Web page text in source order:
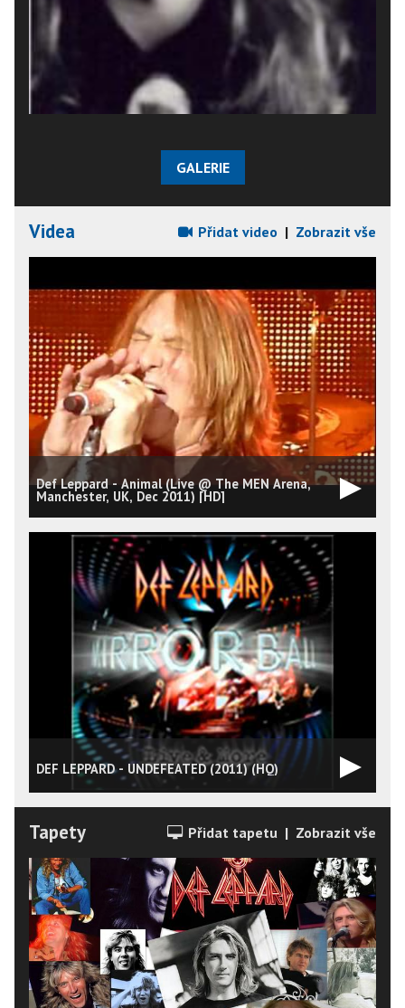
GALERIE
Videa Přidat video | Zobrazit vše
Def Leppard - Animal (Live @ The MEN Arena,
Manchester, UK, Dec 2011) [HD]
DEF LEPPARD - UNDEFEATED (2011) (HQ)
Tapety Přidat tapetu | Zobrazit vše